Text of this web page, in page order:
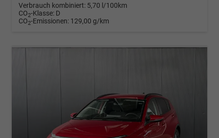
Verbrauch kombiniert: 5,70 l/100km
CO2-Klasse: D
CO2-Emissionen: 129,00 g/km